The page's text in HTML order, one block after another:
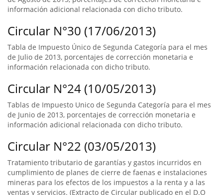
información adicional relacionada con dicho tributo.
Circular N°30 (17/06/2013)
Tabla de Impuesto Único de Segunda Categoría para el mes
de Julio de 2013, porcentajes de corrección monetaria e
información relacionada con dicho tributo.
Circular N°24 (10/05/2013)
Tablas de Impuesto Unico de Segunda Categoría para el mes
de Junio de 2013, porcentajes de corrección monetaria e
información adicional relacionada con dicho tributo.
Circular N°22 (03/05/2013)
Tratamiento tributario de garantías y gastos incurridos en
cumplimiento de planes de cierre de faenas e instalaciones
mineras para los efectos de los impuestos a la renta y a las
ventas y servicios. (Extracto de Circular publicado en el D.O